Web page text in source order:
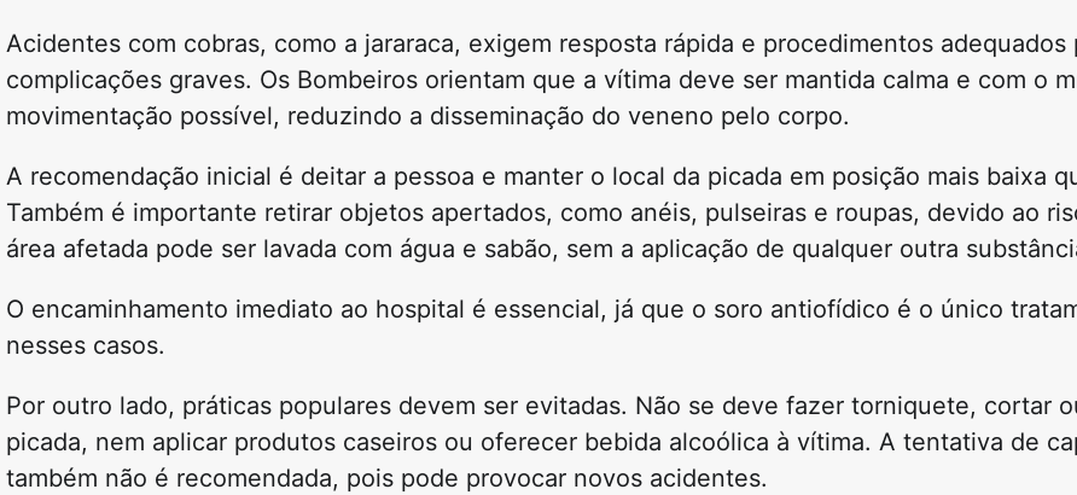
Acidentes com cobras, como a jararaca, exigem resposta rápida e procedimentos adequados
complicações graves. Os Bombeiros orientam que a vítima deve ser mantida calma e com o
movimentação possível, reduzindo a disseminação do veneno pelo corpo.
A recomendação inicial é deitar a pessoa e manter o local da picada em posição mais baixa
Também é importante retirar objetos apertados, como anéis, pulseiras e roupas, devido ao
área afetada pode ser lavada com água e sabão, sem a aplicação de qualquer outra
O encaminhamento imediato ao hospital é essencial, já que o soro antiofídico é o único
nesses casos.
Por outro lado, práticas populares devem ser evitadas. Não se deve fazer torniquete, cortar
picada, nem aplicar produtos caseiros ou oferecer bebida alcoólica à vítima. A tentativa de
também não é recomendada, pois pode provocar novos acidentes.